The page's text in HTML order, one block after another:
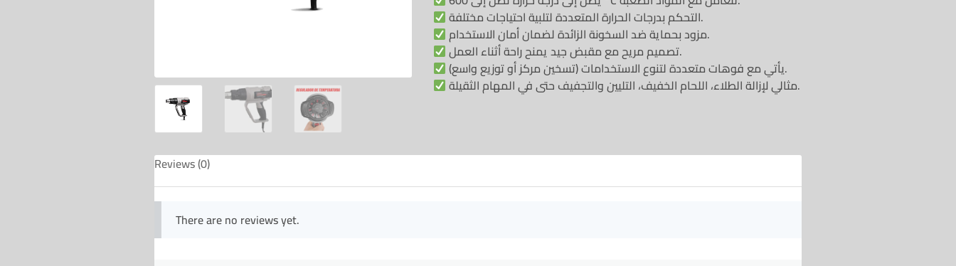
التحكم بدرجات الحرارة المتعددة لتلبية احتياجات مختلفة.
مزود بحماية ضد السخونة الزائدة لضمان أمان الاستخدام.
تصميم مريح مع مقبض جيد يمنح راحة أثناء العمل.
يأتي مع فوهات متعددة لتنوع الاستخدامات (تسخين مركز أو توزيع واسع).
مثالي لإزالة الطلاء، اللحام الخفيف، التليين والتجفيف حتى في المهام الثقيلة.
Reviews (0)
There are no reviews yet.